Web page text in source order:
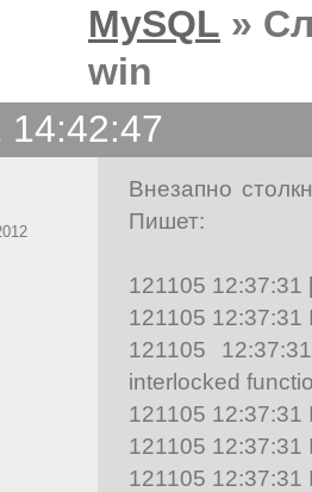
MySQL »
win
14:42:47
Внезапно
Пишет:
121105 12:37:31
121105 12:37:31
121105
interlocked
121105 12:37:31
121105 12:37:31
121105 12:37:31